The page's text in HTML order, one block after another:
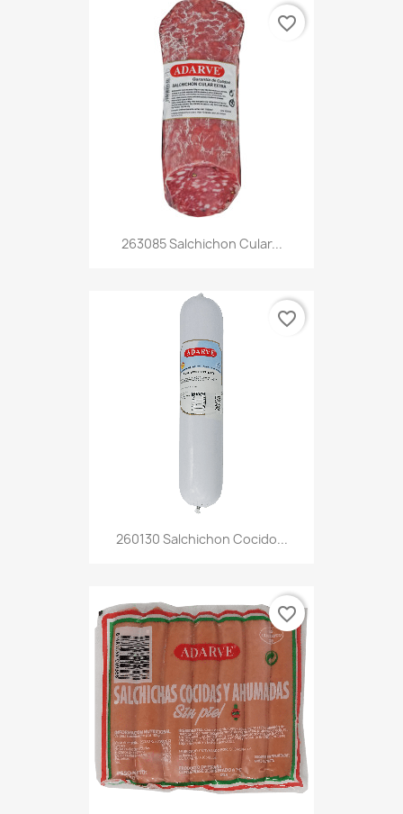
263085 Salchichon Cular...
favorite_border
260130 Salchichon Cocido...
favorite_border
favorite_border